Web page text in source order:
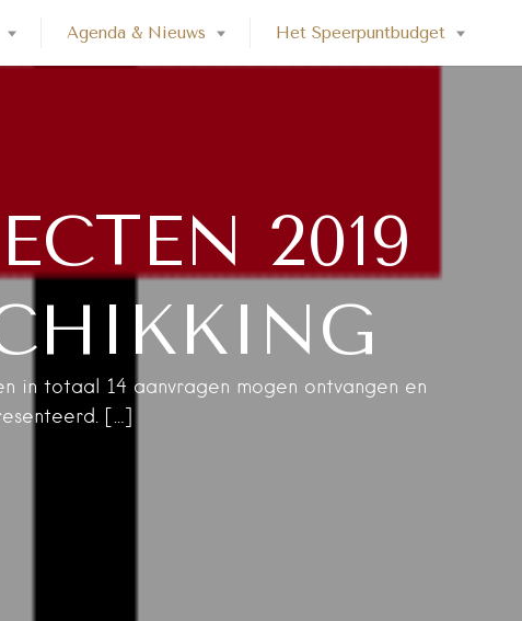
Agenda & Nieuws Het Speerpuntbudget
2019
in totaal 14 aanvragen mogen ontvangen en
[…]